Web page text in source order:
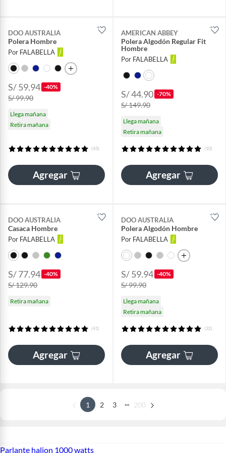
DOO AUSTRALIA
Polera Hombre
Por FALABELLA
S/ 59.94 -40%
S/ 99.90
Llega mañana
Retira mañana
(43)
Agregar
AMERICAN ABBEY
Polera Algodón Regular Fit
Hombre
Por FALABELLA
S/ 44.90 -70%
S/ 149.90
Llega mañana
Retira mañana
(10)
Agregar
DOO AUSTRALIA
Casaca Hombre
Por FALABELLA
S/ 77.94 -40%
S/ 129.90
Retira mañana
(41)
Agregar
DOO AUSTRALIA
Polera Algodón Hombre
Por FALABELLA
S/ 59.94 -40%
S/ 99.90
Llega mañana
Retira mañana
(32)
Agregar
1 2 3 ... 200
Parlante halion 1000 watts